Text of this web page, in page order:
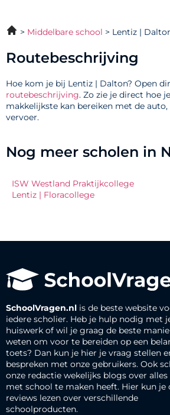
Middelbare school Lentiz |
Routebeschrijving
Hoe kom je bij Lentiz | Dalton? Open
routebeschrijving. Zo zie je direct hoe
makkelijkste kan bereiken met de
vervoer.
Nog meer scholen in
ISW Westland Praktijkcollege
Lentiz | Floracollege
SchoolVragen.nl is de beste website
iedere scholier. Heb je hulp nodig met
huiswerk of wil je graag de beste
weten om voor te bereiden op een
toets? Dan kun je hier je vraag stellen
bespreken met onze gebruikers. Ook
onze redactie wekelijks blogs over alles
met school te maken heeft. Hier kun je
reviews lezen over verschillende
schoolproducten.